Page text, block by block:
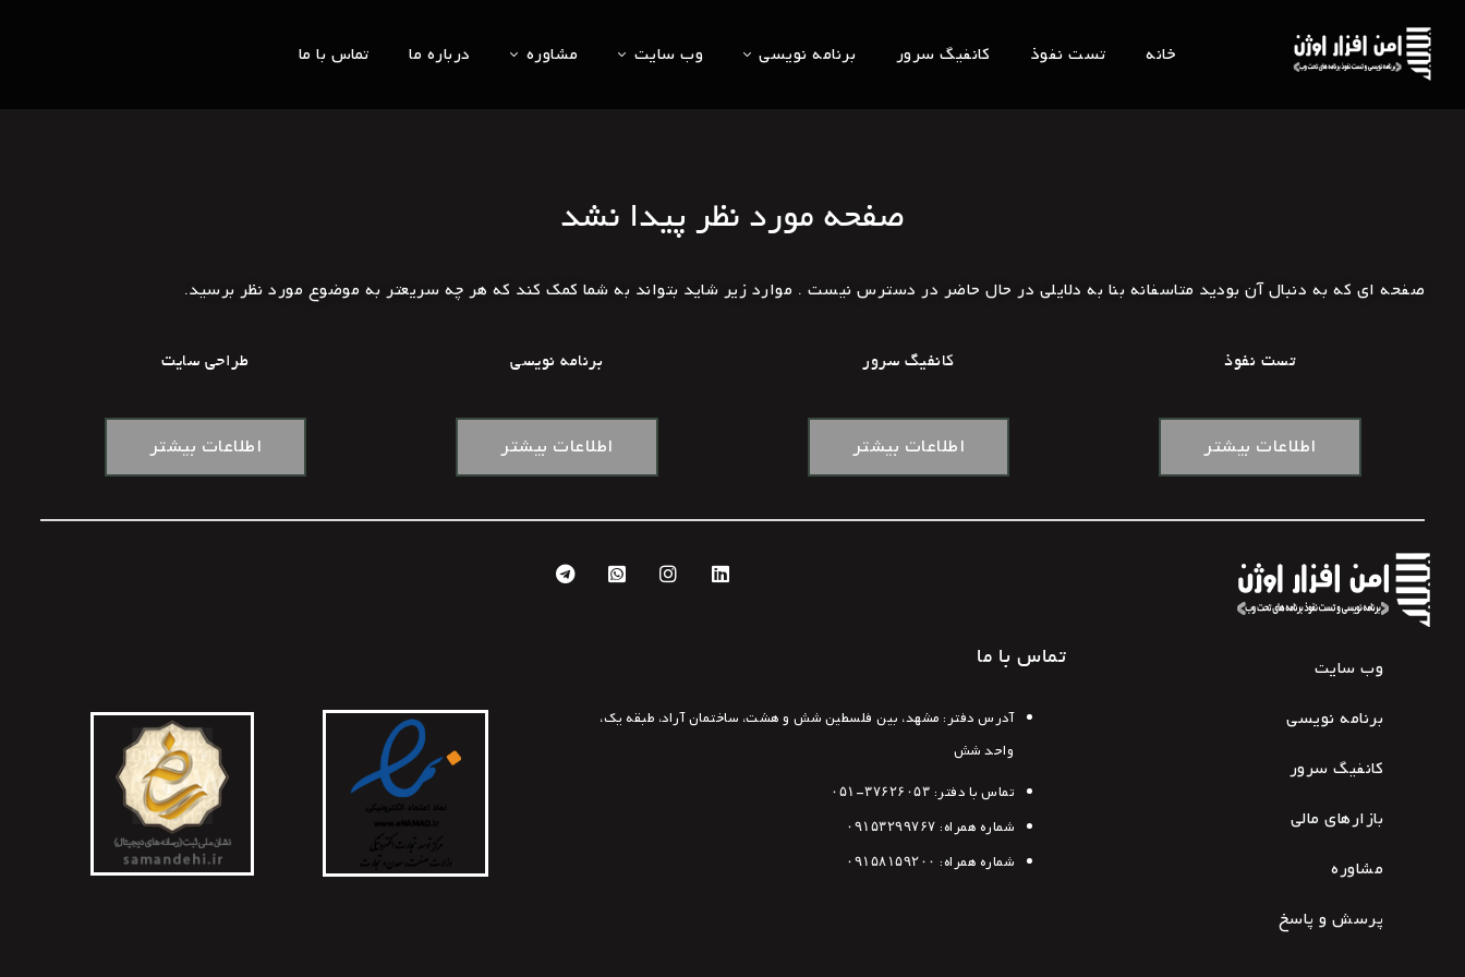
خانه تست نفوذ کانفیگ سرور برنامه نویسی وب سایت مشاوره درباره ما تماس با ما
صفحه مورد نظر پیدا نشد
صفحه ای که به دنبال آن بودید متاسفانه بنا به دلایلی در حال حاضر در دسترس نیست . موارد زیر شاید بتواند به شما کمک کند که هر چه سریعتر به موضوع مورد نظر برسید.
تست نفوذ کانفیگ سرور برنامه نویسی طراحی سایت
اطلاعات بیشتر اطلاعات بیشتر اطلاعات بیشتر اطلاعات بیشتر
وب سایت
برنامه نویسی
کانفیگ سرور
بازارهای مالی
مشاوره
پرسش و پاسخ
تماس با ما
آدرس دفتر: مشهد، بین فلسطین شش و هشت، ساختمان آراد، طبقه یک،
واحد شش
تماس با دفتر: ۳۷۶۲۶۰۵۳-۰۵۱
شماره همراه: ۰۹۱۵۳۲۹۹۷۶۷
شماره همراه: ۰۹۱۵۸۱۵۹۲۰۰